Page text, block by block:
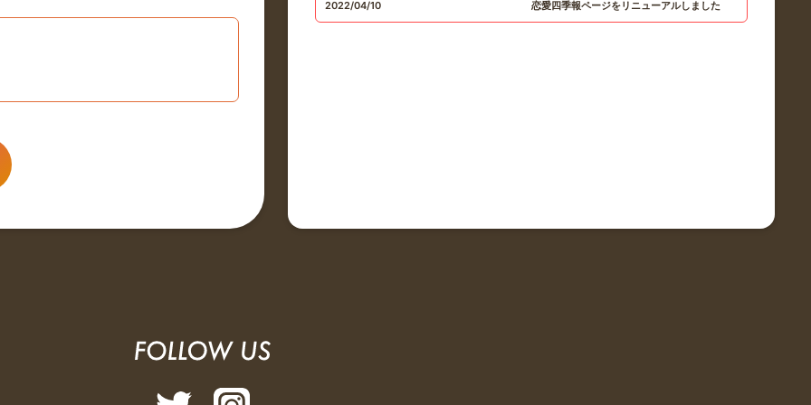
2022/04/10 恋愛四季報ページをリニューアルしました